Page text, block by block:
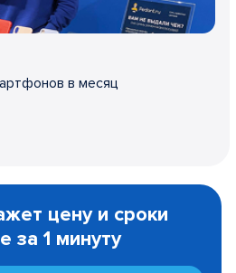
в месяц
цену и сроки
за 1 минуту